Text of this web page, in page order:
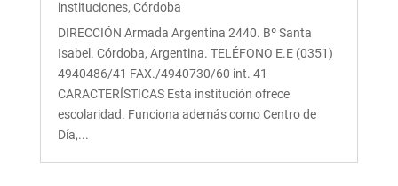
instituciones, Córdoba
DIRECCIÓN Armada Argentina 2440. Bº Santa
Isabel. Córdoba, Argentina. TELÉFONO E.E (0351)
4940486/41 FAX./4940730/60 int. 41
CARACTERÍSTICAS Esta institución ofrece
escolaridad. Funciona además como Centro de
Día,...